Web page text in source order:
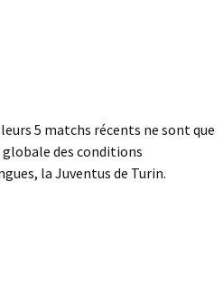
5 matchs récents ne sont que
globale des conditions
la Juventus de Turin.